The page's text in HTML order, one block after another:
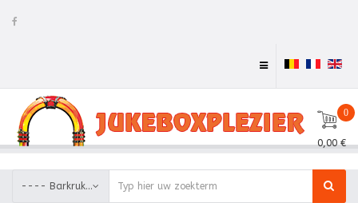
0
0,00 €
---- Barkrukken